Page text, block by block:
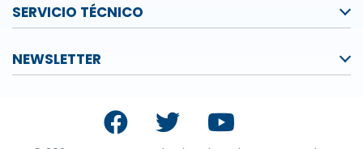
SERVICIO TÉCNICO
NEWSLETTER